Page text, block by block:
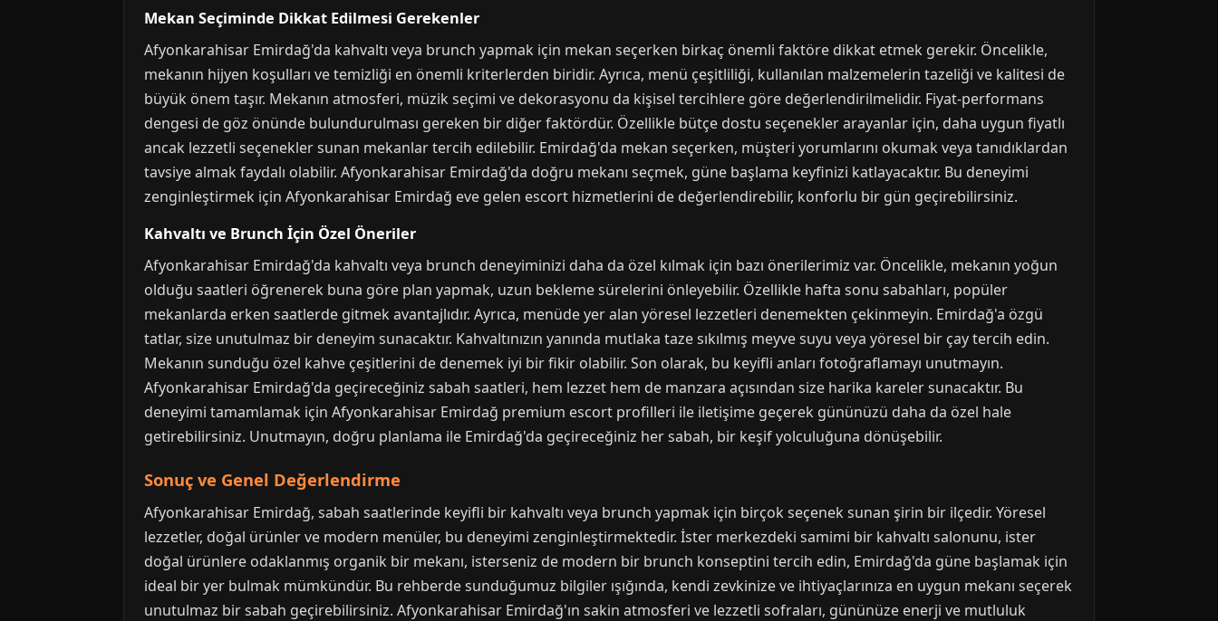
Mekan Seçiminde Dikkat Edilmesi Gerekenler
Afyonkarahisar Emirdağ'da kahvaltı veya brunch yapmak için mekan seçerken birkaç önemli faktöre dikkat etmek gerekir. Öncelikle,
mekanın hijyen koşulları ve temizliği en önemli kriterlerden biridir. Ayrıca, menü çeşitliliği, kullanılan malzemelerin tazeliği ve kalitesi de
büyük önem taşır. Mekanın atmosferi, müzik seçimi ve dekorasyonu da kişisel tercihlere göre değerlendirilmelidir. Fiyat-performans
dengesi de göz önünde bulundurulması gereken bir diğer faktördür. Özellikle bütçe dostu seçenekler arayanlar için, daha uygun fiyatlı
ancak lezzetli seçenekler sunan mekanlar tercih edilebilir. Emirdağ'da mekan seçerken, müşteri yorumlarını okumak veya tanıdıklardan
tavsiye almak faydalı olabilir. Afyonkarahisar Emirdağ'da doğru mekanı seçmek, güne başlama keyfinizi katlayacaktır. Bu deneyimi
zenginleştirmek için Afyonkarahisar Emirdağ eve gelen escort hizmetlerini de değerlendirebilir, konforlu bir gün geçirebilirsiniz.
Kahvaltı ve Brunch İçin Özel Öneriler
Afyonkarahisar Emirdağ'da kahvaltı veya brunch deneyiminizi daha da özel kılmak için bazı önerilerimiz var. Öncelikle, mekanın yoğun
olduğu saatleri öğrenerek buna göre plan yapmak, uzun bekleme sürelerini önleyebilir. Özellikle hafta sonu sabahları, popüler
mekanlarda erken saatlerde gitmek avantajlıdır. Ayrıca, menüde yer alan yöresel lezzetleri denemekten çekinmeyin. Emirdağ'a özgü
tatlar, size unutulmaz bir deneyim sunacaktır. Kahvaltınızın yanında mutlaka taze sıkılmış meyve suyu veya yöresel bir çay tercih edin.
Mekanın sunduğu özel kahve çeşitlerini de denemek iyi bir fikir olabilir. Son olarak, bu keyifli anları fotoğraflamayı unutmayın.
Afyonkarahisar Emirdağ'da geçireceğiniz sabah saatleri, hem lezzet hem de manzara açısından size harika kareler sunacaktır. Bu
deneyimi tamamlamak için Afyonkarahisar Emirdağ premium escort profilleri ile iletişime geçerek gününüzü daha da özel hale
getirebilirsiniz. Unutmayın, doğru planlama ile Emirdağ'da geçireceğiniz her sabah, bir keşif yolculuğuna dönüşebilir.
Sonuç ve Genel Değerlendirme
Afyonkarahisar Emirdağ, sabah saatlerinde keyifli bir kahvaltı veya brunch yapmak için birçok seçenek sunan şirin bir ilçedir. Yöresel
lezzetler, doğal ürünler ve modern menüler, bu deneyimi zenginleştirmektedir. İster merkezdeki samimi bir kahvaltı salonunu, ister
doğal ürünlere odaklanmış organik bir mekanı, isterseniz de modern bir brunch konseptini tercih edin, Emirdağ'da güne başlamak için
ideal bir yer bulmak mümkündür. Bu rehberde sunduğumuz bilgiler ışığında, kendi zevkinize ve ihtiyaçlarınıza en uygun mekanı seçerek
unutulmaz bir sabah geçirebilirsiniz. Afyonkarahisar Emirdağ'ın sakin atmosferi ve lezzetli sofraları, gününüze enerji ve mutluluk